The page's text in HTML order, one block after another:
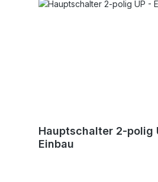
Hauptschalter 2-polig
Einbau